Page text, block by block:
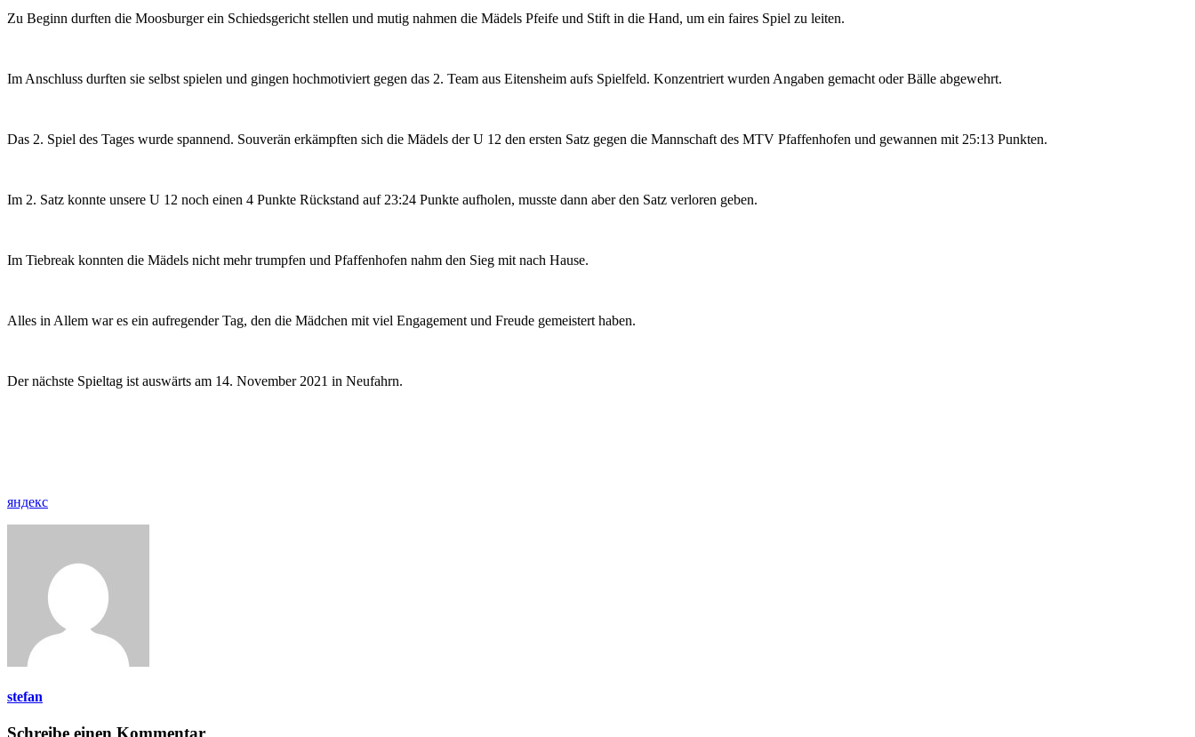
Zu Beginn durften die Moosburger ein Schiedsgericht stellen und mutig nahmen die Mädels Pfeife und Stift in die Hand, um ein faires Spiel zu leiten.
Im Anschluss durften sie selbst spielen und gingen hochmotiviert gegen das 2. Team aus Eitensheim aufs Spielfeld. Konzentriert wurden Angaben gemacht oder Bälle abgewehrt.
Das 2. Spiel des Tages wurde spannend. Souverän erkämpften sich die Mädels der U 12 den ersten Satz gegen die Mannschaft des MTV Pfaffenhofen und gewannen mit 25:13 Punkten.
Im 2. Satz konnte unsere U 12 noch einen 4 Punkte Rückstand auf 23:24 Punkte aufholen, musste dann aber den Satz verloren geben.
Im Tiebreak konnten die Mädels nicht mehr trumpfen und Pfaffenhofen nahm den Sieg mit nach Hause.
Alles in Allem war es ein aufregender Tag, den die Mädchen mit viel Engagement und Freude gemeistert haben.
Der nächste Spieltag ist auswärts am 14. November 2021 in Neufahrn.
яндекс
stefan